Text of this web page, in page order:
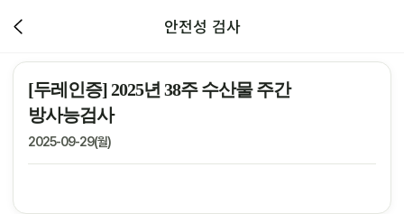
안전성 검사
[두레인증] 2025년 38주 수산물 주간
방사능검사
2025-09-29(월)